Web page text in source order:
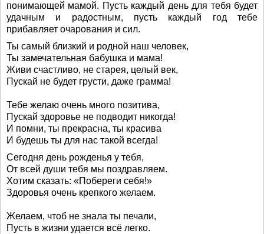
понимающей мамой. Пусть каждый день для тебя будет
удачным и радостным, пусть каждый год тебе
прибавляет очарования и сил.
Ты самый близкий и родной наш человек,
Ты замечательная бабушка и мама!
Живи счастливо, не старея, целый век,
Пускай не будет грусти, даже грамма!
Тебе желаю очень много позитива,
Пускай здоровье не подводит никогда!
И помни, ты прекрасна, ты красива
И будешь ты для нас такой всегда!
Сегодня день рожденья у тебя,
От всей души тебя мы поздравляем.
Хотим сказать: «Побереги себя!»
Здоровья очень крепкого желаем.
Желаем, чтоб не знала ты печали,
Пусть в жизни удается всё легко.